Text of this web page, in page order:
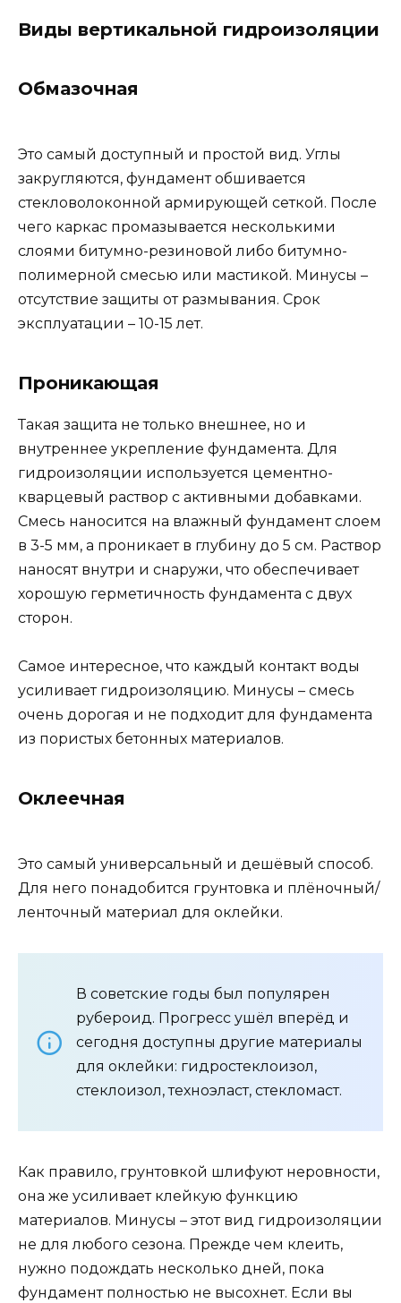
Виды вертикальной гидроизоляции
Обмазочная
Это самый доступный и простой вид. Углы
закругляются, фундамент обшивается
стекловолоконной армирующей сеткой. После
чего каркас промазывается несколькими
слоями битумно-резиновой либо битумно-
полимерной смесью или мастикой. Минусы –
отсутствие защиты от размывания. Срок
эксплуатации – 10-15 лет.
Проникающая
Такая защита не только внешнее, но и
внутреннее укрепление фундамента. Для
гидроизоляции используется цементно-
кварцевый раствор с активными добавками.
Смесь наносится на влажный фундамент слоем
в 3-5 мм, а проникает в глубину до 5 см. Раствор
наносят внутри и снаружи, что обеспечивает
хорошую герметичность фундамента с двух
сторон.
Самое интересное, что каждый контакт воды
усиливает гидроизоляцию. Минусы – смесь
очень дорогая и не подходит для фундамента
из пористых бетонных материалов.
Оклеечная
Это самый универсальный и дешёвый способ.
Для него понадобится грунтовка и плёночный/
ленточный материал для оклейки.
В советские годы был популярен
рубероид. Прогресс ушёл вперёд и
сегодня доступны другие материалы
для оклейки: гидростеклоизол,
стеклоизол, техноэласт, стекломаст.
Как правило, грунтовкой шлифуют неровности,
она же усиливает клейкую функцию
материалов. Минусы – этот вид гидроизоляции
не для любого сезона. Прежде чем клеить,
нужно подождать несколько дней, пока
фундамент полностью не высохнет. Если вы